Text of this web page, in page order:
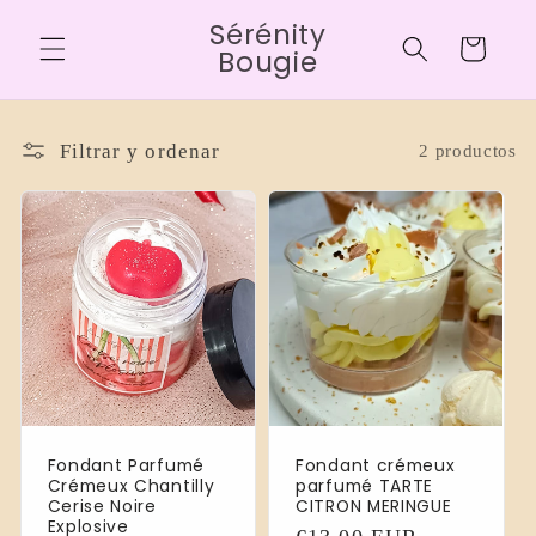
al contenido
Sérénity
Bougie Carrito
Filtrar y ordenar 2 productos
Fondant Parfumé
Crémeux Chantilly
Cerise Noire
Explosive
Fondant crémeux
parfumé TARTE
CITRON MERINGUE